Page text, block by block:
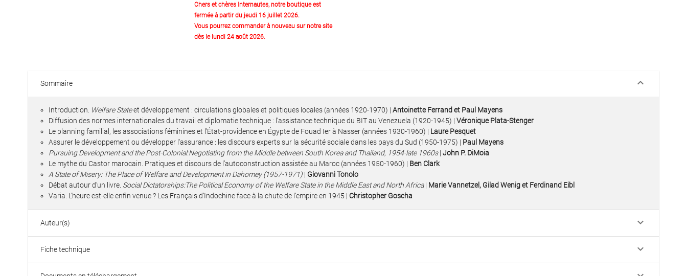
Chers et chères Internautes, notre boutique est
fermée à partir du jeudi 16 juillet 2026.
Vous pourrez commander à nouveau sur notre site
dès le lundi 24 août 2026.
Sommaire keyboard_arrow_down
Introduction. Welfare Stateet développement : circulations globales et politiques locales (années 1920-1970) | Antoinette Ferrand et Paul Mayens
Diffusion des normes internationales du travail et diplomatie technique : l’assistance technique du BIT au Venezuela (1920-1945) | Véronique Plata-Stenger
Le planning familial, les associations féminines et l’État-providence en Égypte de Fouad Ier à Nasser (années 1930-1960) | Laure Pesquet
Assurer le développement ou développer l'assurance : les discours experts sur la sécurité sociale dans les pays du Sud (1950-1975) | Paul Mayens
Pursuing Development and the Post-Colonial:Negotiating from the Middle between South Korea and Thailand, 1954-late 1960s| John P. DiMoia
Le mythe du Castor marocain. Pratiques et discours de l’autoconstruction assistée au Maroc (années 1950-1960) | Ben Clark
A State of Misery: The Place of Welfare and Development in Dahomey (1957-1971) | Giovanni Tonolo
Débat autour d’un livre. Social Dictatorships:The Political Economy of the Welfare State in the Middle East and North Africa| Marie Vannetzel, Gilad Wenig et Ferdinand Eibl
Varia. L’heure est-elle enfin venue ? Les Français d’Indochine face à la chute de l’empire en 1945 | Christopher Goscha
Auteur(s) keyboard_arrow_down
Fiche technique keyboard_arrow_down